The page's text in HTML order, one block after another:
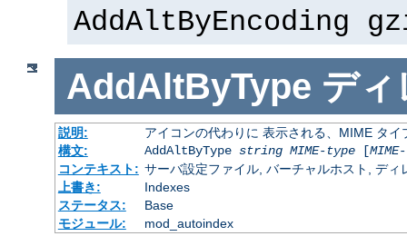
AddAltByEncoding
AddAltByType ディ
説明:
アイコンの代わりに 表示される、MIME タ
構文:
AddAltByType string MIME-type[
コンテキスト: サーバ設定ファイル, バーチャルホスト, ディ
上書き:
Indexes
ステータス:
Base
モジュール:
mod_autoindex